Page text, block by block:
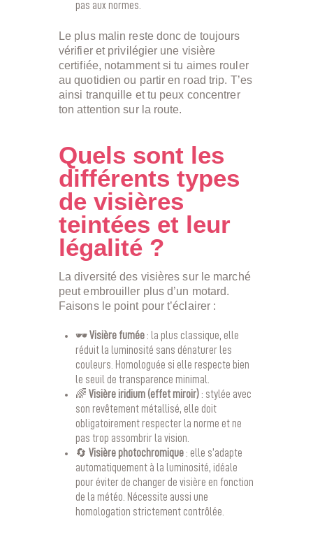
pas aux normes.
Le plus malin reste donc de toujours
vérifier et privilégier une visière
certifiée, notamment si tu aimes rouler
au quotidien ou partir en road trip. T’es
ainsi tranquille et tu peux concentrer
ton attention sur la route.
Quels sont les
différents types
de visières
teintées et leur
légalité ?
La diversité des visières sur le marché
peut embrouiller plus d’un motard.
Faisons le point pour t’éclairer :
🕶️Visière fumée : la plus classique, elle
réduit la luminosité sans dénaturer les
couleurs. Homologuée si elle respecte bien
le seuil de transparence minimal.
🌈 Visière iridium (effet miroir) : stylée avec
son revêtement métallisé, elle doit
obligatoirement respecter la norme et ne
pas trop assombrir la vision.
🔄 Visière photochromique : elle s’adapte
automatiquement à la luminosité, idéale
pour éviter de changer de visière en fonction
de la météo. Nécessite aussi une
homologation strictement contrôlée.